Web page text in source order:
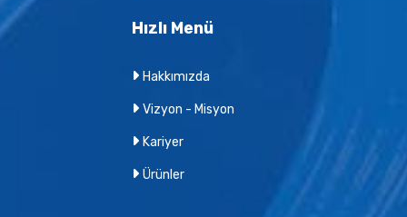
Hızlı Menü
Hakkımızda
Vizyon - Misyon
Kariyer
Ürünler